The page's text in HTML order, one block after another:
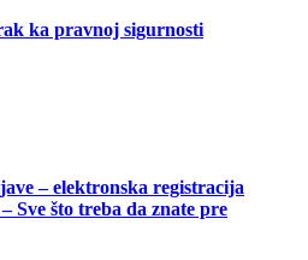
ka pravnoj sigurnosti
– elektronska registracija
Sve što treba da znate pre